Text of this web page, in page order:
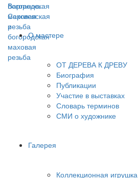
О мастере
ОТ ДЕРЕВА К ДРЕВУ
Биография
Публикации
Участие в выставках
Словарь терминов
СМИ о художнике
Галерея
Коллекционная игрушка